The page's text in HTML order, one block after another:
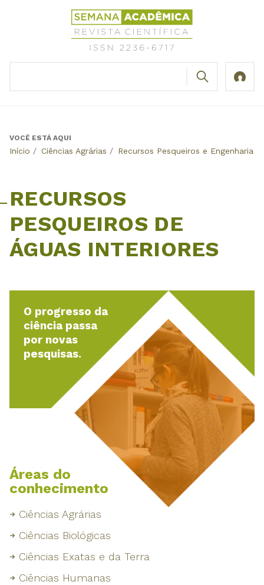
Revista
Científica
Semana
Back
VOCÊ ESTÁ AQUI
Início / Ciências Agrárias / Recursos Pesqueiros e Engenharia
RECURSOS
PESQUEIROS DE
ÁGUAS INTERIORES
O progresso da
ciência passa
por novas
pesquisas.
Áreas do
conhecimento
Ciências Agrárias
Ciências Biológicas
Ciências Exatas e da Terra
Ciências Humanas